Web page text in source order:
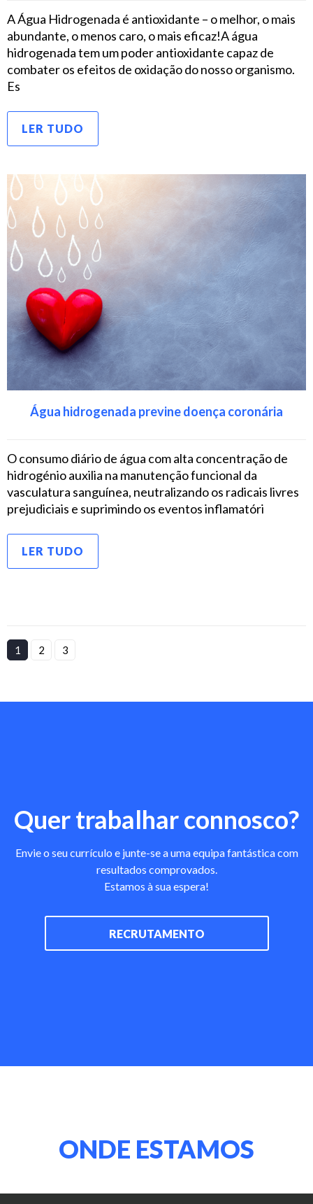
A Água Hidrogenada é antioxidante – o melhor, o mais
abundante, o menos caro, o mais eficaz!A água
hidrogenada tem um poder antioxidante capaz de
combater os efeitos de oxidação do nosso organismo.
Es
LER TUDO
Água hidrogenada previne doença coronária
O consumo diário de água com alta concentração de
hidrogénio auxilia na manutenção funcional da
vasculatura sanguínea, neutralizando os radicais livres
prejudiciais e suprimindo os eventos inflamatóri
LER TUDO
1 2 3
Quer trabalhar connosco?
Envie o seu currículo e junte-se a uma equipa fantástica com
resultados comprovados.
Estamos à sua espera!
RECRUTAMENTO
ONDE ESTAMOS